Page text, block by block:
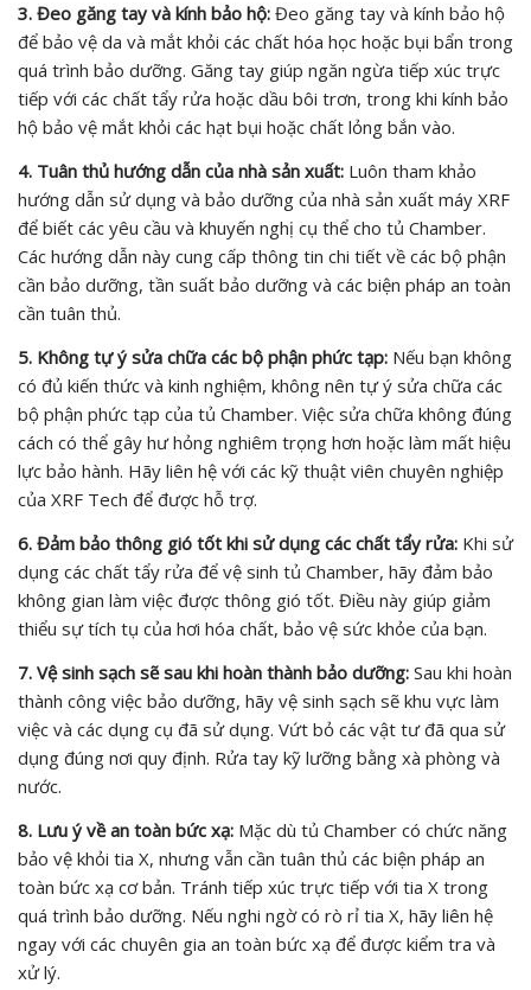
3. Đeo găng tay và kính bảo hộ: Đeo găng tay và kính bảo hộ
để bảo vệ da và mắt khỏi các chất hóa học hoặc bụi bẩn trong
quá trình bảo dưỡng. Găng tay giúp ngăn ngừa tiếp xúc trực
tiếp với các chất tẩy rửa hoặc dầu bôi trơn, trong khi kính bảo
hộ bảo vệ mắt khỏi các hạt bụi hoặc chất lỏng bắn vào.
4. Tuân thủ hướng dẫn của nhà sản xuất: Luôn tham khảo
hướng dẫn sử dụng và bảo dưỡng của nhà sản xuất máy XRF
để biết các yêu cầu và khuyến nghị cụ thể cho tủ Chamber.
Các hướng dẫn này cung cấp thông tin chi tiết về các bộ phận
cần bảo dưỡng, tần suất bảo dưỡng và các biện pháp an toàn
cần tuân thủ.
5. Không tự ý sửa chữa các bộ phận phức tạp: Nếu bạn không
có đủ kiến thức và kinh nghiệm, không nên tự ý sửa chữa các
bộ phận phức tạp của tủ Chamber. Việc sửa chữa không đúng
cách có thể gây hư hỏng nghiêm trọng hơn hoặc làm mất hiệu
lực bảo hành. Hãy liên hệ với các kỹ thuật viên chuyên nghiệp
của XRF Tech để được hỗ trợ.
6. Đảm bảo thông gió tốt khi sử dụng các chất tẩy rửa: Khi sử
dụng các chất tẩy rửa để vệ sinh tủ Chamber, hãy đảm bảo
không gian làm việc được thông gió tốt. Điều này giúp giảm
thiểu sự tích tụ của hơi hóa chất, bảo vệ sức khỏe của bạn.
7. Vệ sinh sạch sẽ sau khi hoàn thành bảo dưỡng: Sau khi hoàn
thành công việc bảo dưỡng, hãy vệ sinh sạch sẽ khu vực làm
việc và các dụng cụ đã sử dụng. Vứt bỏ các vật tư đã qua sử
dụng đúng nơi quy định. Rửa tay kỹ lưỡng bằng xà phòng và
nước.
8. Lưu ý về an toàn bức xạ: Mặc dù tủ Chamber có chức năng
bảo vệ khỏi tia X, nhưng vẫn cần tuân thủ các biện pháp an
toàn bức xạ cơ bản. Tránh tiếp xúc trực tiếp với tia X trong
quá trình bảo dưỡng. Nếu nghi ngờ có rò rỉ tia X, hãy liên hệ
ngay với các chuyên gia an toàn bức xạ để được kiểm tra và
xử lý.